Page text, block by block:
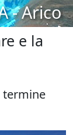
- Arico
e la